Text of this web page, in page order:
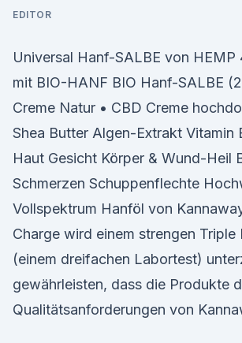
EDITOR
Universal Hanf-SALBE von HEMP
mit BIO-HANF BIO Hanf-SALBE
Creme Natur • CBD Creme
Shea Butter Algen-Extrakt Vitamin
Haut Gesicht Körper & Wund-Heil
Schmerzen Schuppenflechte
Vollspektrum Hanföl von
Charge wird einem strengen Triple
(einem dreifachen Labortest)
gewährleisten, dass die Produkte
Qualitätsanforderungen von